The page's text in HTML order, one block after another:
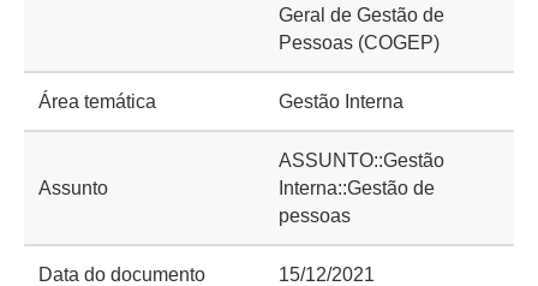
Geral de Gestão de
Pessoas (COGEP)
Área temática Gestão Interna
Assunto
ASSUNTO::Gestão
Interna::Gestão de
pessoas
Data do documento 15/12/2021